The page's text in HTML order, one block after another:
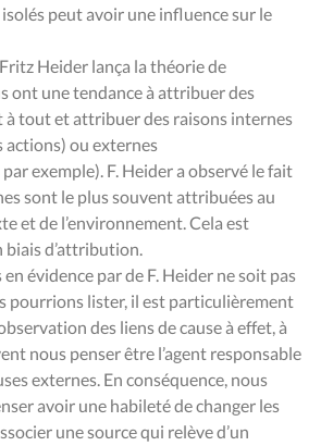
peut avoir une influence sur le
Heider lança la théorie de
ont une tendance à attribuer des
à tout et attribuer des raisons internes
actions) ou externes
exemple). F. Heider a observé le fait
sont le plus souvent attribuées au
et de l’environnement. Cela est
biais d’attribution.
en évidence par de F. Heider ne soit pas
pourrions lister, il est particulièrement
des liens de cause à effet, à
nous penser être l’agent responsable
externes. En conséquence, nous
avoir une habileté de changer les
une source qui relève d’un